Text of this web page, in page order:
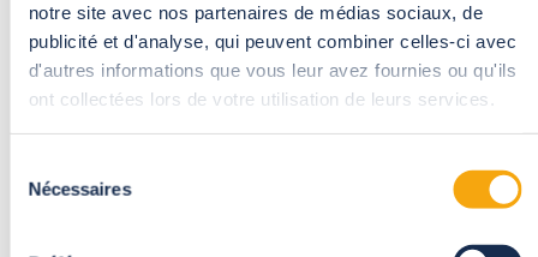
notre site avec nos partenaires de médias sociaux, de
publicité et d'analyse, qui peuvent combiner celles-ci avec
d'autres informations que vous leur avez fournies ou qu'ils
ont collectées lors de votre utilisation de leurs services.
Nécessaires
: Votre véhicule est abrité des UV,